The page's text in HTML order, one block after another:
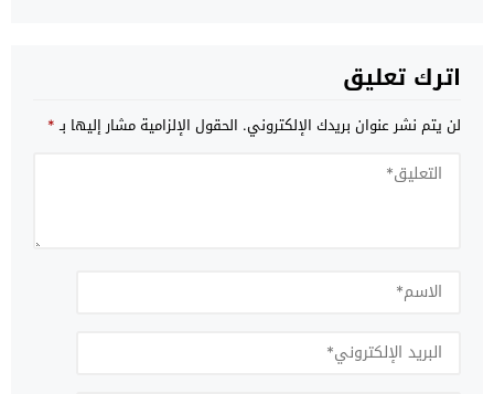
اترك تعليق
لن يتم نشر عنوان بريدك الإلكتروني. الحقول الإلزامية مشار إليها بـ*